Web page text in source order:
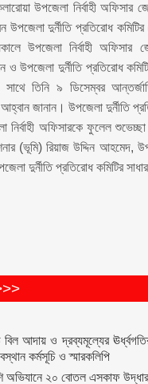
উপজেলা নির্বাহী অফিসার
উপজেলা দুর্নীতি প্রতিরোধ
উপজেলা নির্বাহী অফিসার
ও উপজেলা দুর্নীতি প্রতিরোধ
তিনি ৯ ডিসেম্বর
জানান। উপজেলা দুর্নীতি
নির্বাহী অফিসারকে ফুলেল
(ভূমি) রিয়াজ উদ্দিন আহমেদ,
দুর্নীতি প্রতিরোধ কমিটির
আদায় ও দ্রব্যমূল্যের ঊর্ধ্বগতির
কর্মসূচি ও স্মারকলিপি
অভিযানে ২০ বোতল এসকাফ